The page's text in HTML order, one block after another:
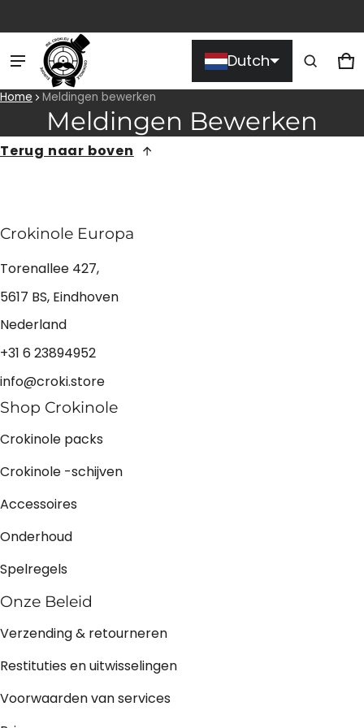
Dutch 0
Product toegevoegd aan
winkelwagen
Bekijk winkelwagen ( )
Home Meldingen bewerken
Meldingen Bewerken
Terug naar boven
Crokinole Europa
Torenallee 427,
5617 BS, Eindhoven
Nederland
+31 6 23894952
info@croki.store
Shop Crokinole
Crokinole packs
Crokinole -schijven
Accessoires
Onderhoud
Spelregels
Onze Beleid
Verzending & retourneren
Restituties en uitwisselingen
Voorwaarden van services